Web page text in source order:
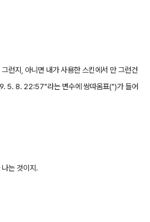
런지, 아니면 내가 사용한 스킨에서 만 그런건
5. 8. 22:57"라는 변수에 쌍따옴표(")가 들어
는 것이지.